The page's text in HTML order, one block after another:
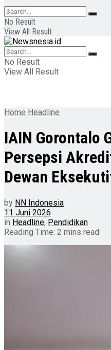
No Result
View All Result
No Result
View All Result
Home Headline
IAIN Gorontalo
Persepsi
Dewan
by NN Indonesia
11 Juni 2026
in Headline, Pendidikan
Reading Time: 2 mins read